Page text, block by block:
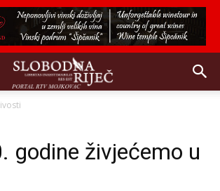
godine živjećemo u